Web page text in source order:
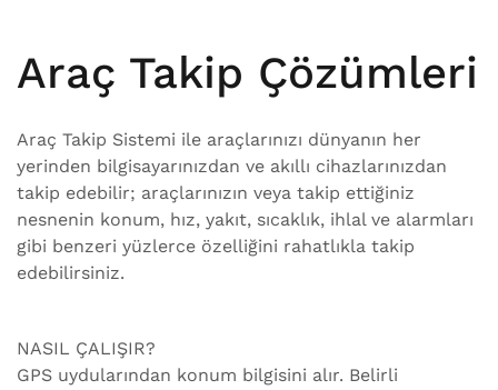
Araç Takip Çözümleri
Araç Takip Sistemi ile araçlarınızı dünyanın her
yerinden bilgisayarınızdan ve akıllı cihazlarınızdan
takip edebilir; araçlarınızın veya takip ettiğiniz
nesnenin konum, hız, yakıt, sıcaklık, ihlal ve alarmları
gibi benzeri yüzlerce özelliğini rahatlıkla takip
edebilirsiniz.
NASIL ÇALIŞIR?
GPS uydularından konum bilgisini alır. Belirli